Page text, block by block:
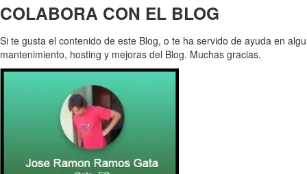
COLABORA CON EL BLOG
Si te gusta el contenido de este Blog, o te ha servido de ayuda en
mantenimiento, hosting y mejoras del Blog. Muchas gracias.